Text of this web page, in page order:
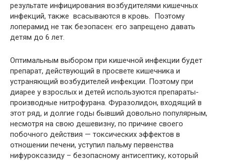
результате инфицирования возбудителями кишечных
инфекций, также всасываются в кровь. Поэтому
лоперамид не так безопасен: его запрещено давать
детям до 6 лет.
Оптимальным выбором при кишечной инфекции будет
препарат, действующий в просвете кишечника и
устраняющий возбудителей инфекции. Поэтому при
диарее у взрослых и детей используются препараты-
производные нитрофурана. Фуразолидон, входящий в
этот ряд, и долгие годы бывший довольно популярным,
несмотря на свою дешевизну, по причине своего
побочного действия — токсических эффектов в
отношении печени, уступил пальму первенства
нифуроксазиду – безопасному антисептику, который